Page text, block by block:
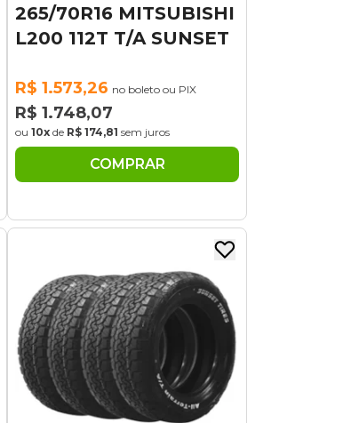
265/70R16 MITSUBISHI
L200 112T T/A SUNSET
R$ 1.573,26 no boleto ou PIX
R$ 1.748,07
ou 10x de R$ 174,81 sem juros
COMPRAR